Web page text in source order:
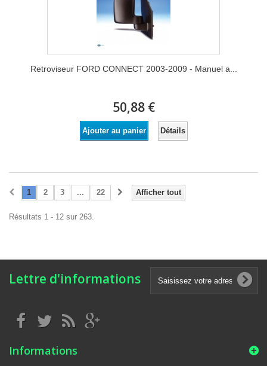
Retroviseur FORD CONNECT 2003-2009 - Manuel a...
50,88 €
Ajouter au panier Détails
Afficher tout
1 2 3 ... 22
Résultats 1 - 12 sur 263.
Lettre d'informations
Informations